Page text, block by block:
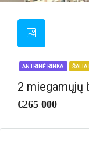
ANTRINĖ RINKA ŠALIA
2 miegamųjų
€265 000